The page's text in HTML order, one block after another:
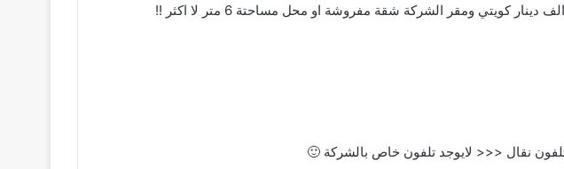
نقال <<< لايوجد تلفون خاص بالشركة 🙂